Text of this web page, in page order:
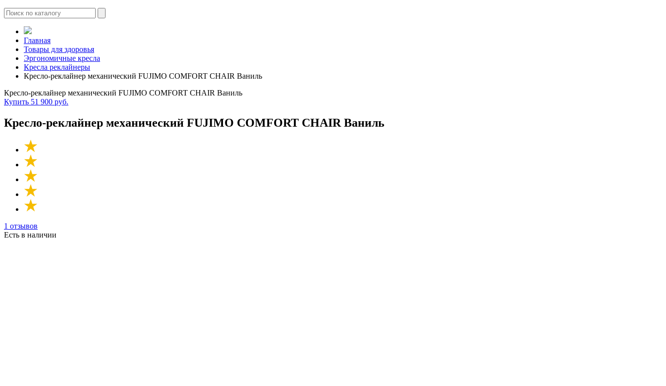
Главная
Товары для здоровья
Эргономичные кресла
Кресла реклайнеры
Кресло-реклайнер механический FUJIMO COMFORT CHAIR Ваниль
Кресло-реклайнер механический FUJIMO COMFORT CHAIR Ваниль
Купить 51 900 руб.
Кресло-реклайнер механический FUJIMO COMFORT CHAIR Ваниль
1 отзывов
Есть в наличии